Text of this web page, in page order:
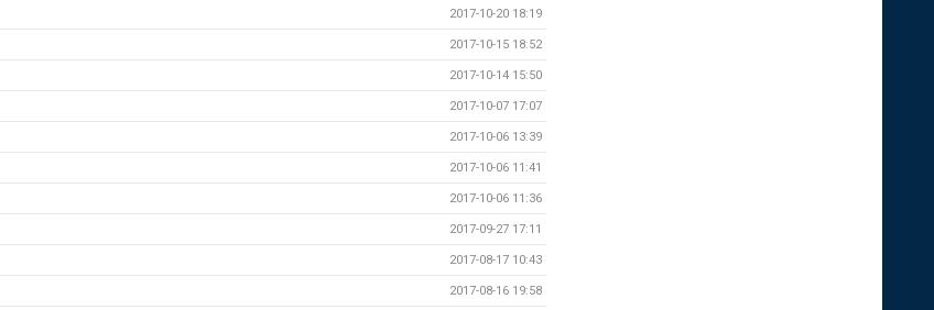
2017-10-20 18:19
2017-10-15 18:52
2017-10-14 15:50
2017-10-07 17:07
2017-10-06 13:39
2017-10-06 11:41
2017-10-06 11:36
2017-09-27 17:11
2017-08-17 10:43
2017-08-16 19:58